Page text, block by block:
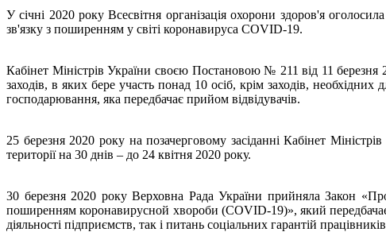
У січні 2020 року Всесвітня організація охорони здоров'я
зв'язку з поширенням у світі коронавируса COVID-19.
Кабінет Міністрів України своєю Постановою № 211 від 11 березня
заходів, в яких бере участь понад 10 осіб, крім заходів,
господарювання, яка передбачає прийом відвідувачів.
25 березня 2020 року на позачерговому засіданні Кабінет
території на 30 днів – до 24 квітня 2020 року.
30 березня 2020 року Верховна Рада України прийняла Закон
поширенням коронавирусной хвороби (COVID-19)», який
діяльності підприємств, так і питань соціальних гарантій